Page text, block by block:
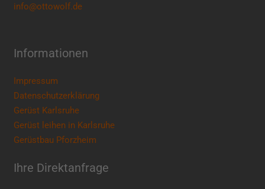
info@ottowolf.de
Informationen
Impressum
Datenschutzerklärung
Gerüst Karlsruhe
Gerüst leihen in Karlsruhe
Gerüstbau Pforzheim
Ihre Direktanfrage